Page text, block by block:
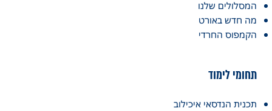
המסלולים שלנו
מה חדש באורט
הקמפוס החרדי
תחומי לימוד
תכנית הנדסאי איכילוב